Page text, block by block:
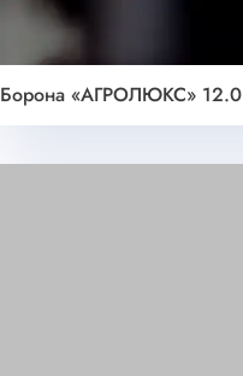
Борона «АГРОЛЮКС» 12.0